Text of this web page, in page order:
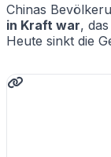
Chinas
in Kraft war,
Heute sinkt die